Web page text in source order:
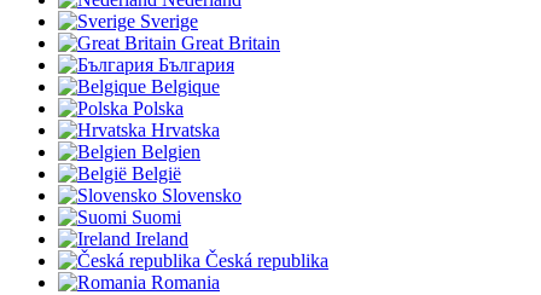
Sverige
Great Britain
България
Belgique
Polska
Hrvatska
Belgien
België
Slovensko
Suomi
Ireland
Česká republika
Romania